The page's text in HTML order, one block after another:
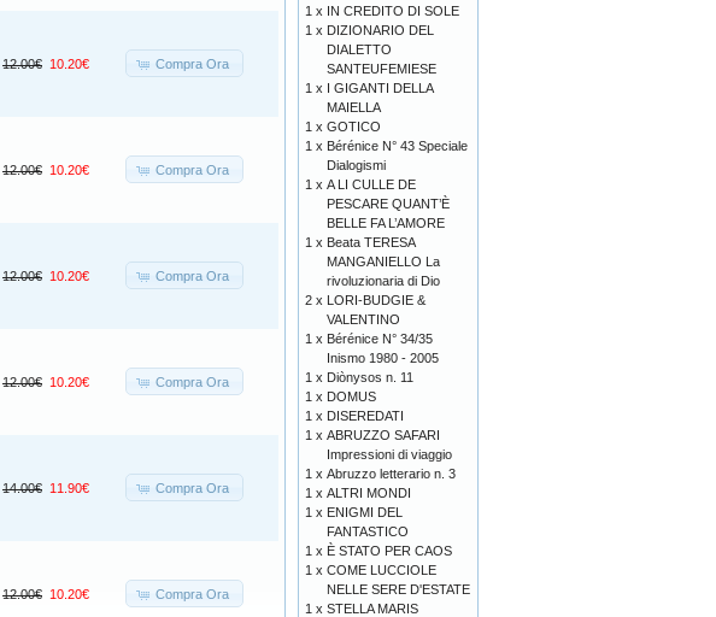
12.00€ 10.20€ Compra Ora
12.00€ 10.20€ Compra Ora
12.00€ 10.20€ Compra Ora
12.00€ 10.20€ Compra Ora
14.00€ 11.90€ Compra Ora
12.00€ 10.20€ Compra Ora
1 x IN CREDITO DI SOLE
1 x DIZIONARIO DEL
DIALETTO
SANTEUFEMIESE
1 x I GIGANTI DELLA
MAIELLA
1 x GOTICO
1 x Bérénice N° 43 Speciale
Dialogismi
1 x A LI CULLE DE
PESCARE QUANT’È
BELLE FA L’AMORE
1 x Beata TERESA
MANGANIELLO La
rivoluzionaria di Dio
2 x LORI-BUDGIE &
VALENTINO
1 x Bérénice N° 34/35
Inismo 1980 - 2005
1 x Diònysos n. 11
1 x DOMUS
1 x DISEREDATI
1 x ABRUZZO SAFARI
Impressioni di viaggio
1 x Abruzzo letterario n. 3
1 x ALTRI MONDI
1 x ENIGMI DEL
FANTASTICO
1 x È STATO PER CAOS
1 x COME LUCCIOLE
NELLE SERE D'ESTATE
1 x STELLA MARIS